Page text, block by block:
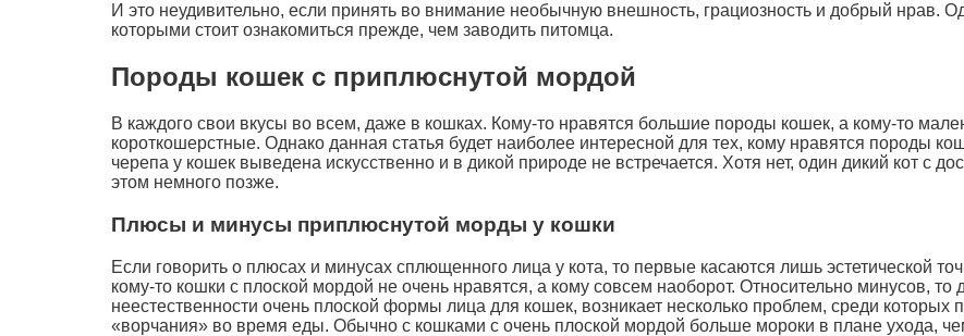
И это неудивительно, если принять во внимание необычную внешность, грациозность и добрый нрав.
которыми стоит ознакомиться прежде, чем заводить питомца.
Породы кошек с приплюснутой мордой
В каждого свои вкусы во всем, даже в кошках. Кому-то нравятся большие породы кошек, а кому-то
короткошерстные. Однако данная статья будет наиболее интересной для тех, кому нравятся породы
черепа у кошек выведена искусственно и в дикой природе не встречается. Хотя нет, один дикий кот с
этом немного позже.
Плюсы и минусы приплюснутой морды у кошки
Если говорить о плюсах и минусах сплющенного лица у кота, то первые касаются лишь эстетической
кому-то кошки с плоской мордой не очень нравятся, а кому совсем наоборот. Относительно минусов, то
неестественности очень плоской формы лица для кошек, возникает несколько проблем, среди
«ворчания» во время еды. Обычно с кошками с очень плоской мордой больше мороки в плане ухода,